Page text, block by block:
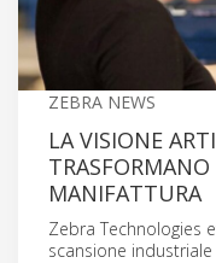
ZEBRA NEWS
LA VISIONE
MANIFATTURA
Zebra Technologies
scansione